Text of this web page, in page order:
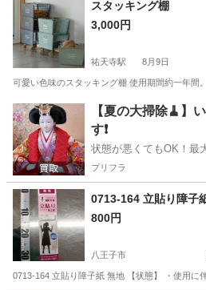
スタッキング棚
3,000円
祐天寺駅 8月9日
可愛い色味のスタッキング棚 使用期間約一年間
東京 世田谷区 祐天寺駅 収納家具
【夏の大掃除🧹】
す❗️
状態が悪くてもOK！最
プリフラ
0713-164 立貼り障子
800円
八王子市
0713-164 立貼り障子紙 無地 【状態】 ・使用